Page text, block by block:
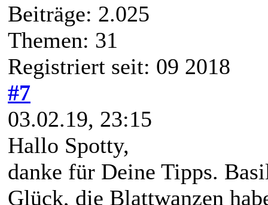
Beiträge: 2.025
Themen: 31
Registriert seit: 09 2018
#7
03.02.19, 23:15
Hallo Spotty,
danke für Deine Tipps.
Glück, die Blattwanzen